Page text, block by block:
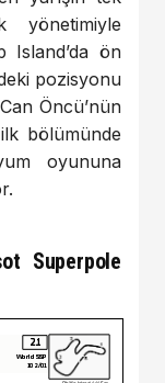
Island’da ön
pozisyonu
Öncü’nün
bölümünde
oyununa
Superpole